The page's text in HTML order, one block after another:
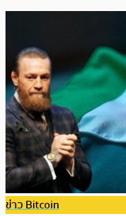
ข่าว Bitcoin